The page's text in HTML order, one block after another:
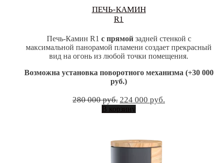
ПЕЧЬ-КАМИН
R1
Печь-Камин R1 c прямойзадней стенкой с
максимальной панорамой пламени создает прекрасный
вид на огонь из любой точки помещения.
Возможна установка поворотного механизма (+30 000
руб.)
280 000руб. Первоначальная
цена
составляла
224 000 руб.
цена:
В корзину